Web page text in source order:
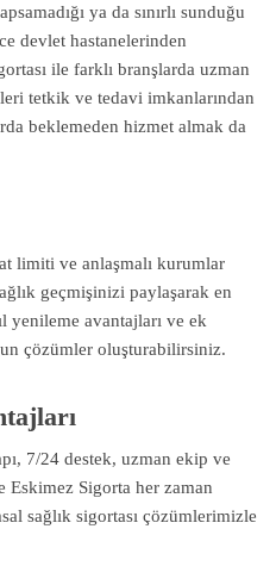
ya da sınırlı sunduğu
devlet hastanelerinden
ile farklı branşlarda uzman
tetkik ve tedavi imkanlarından
beklemeden hizmet almak da
limiti ve anlaşmalı kurumlar
geçmişinizi paylaşarak en
avantajları ve ek
çözümler oluşturabilirsiniz.
7/24 destek, uzman ekip ve
Eskimez Sigorta her zaman
sağlık sigortası çözümlerimizle